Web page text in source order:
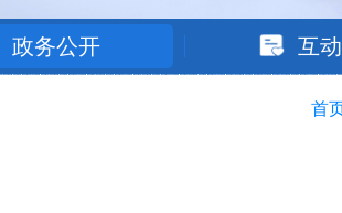
政务公开 互
首